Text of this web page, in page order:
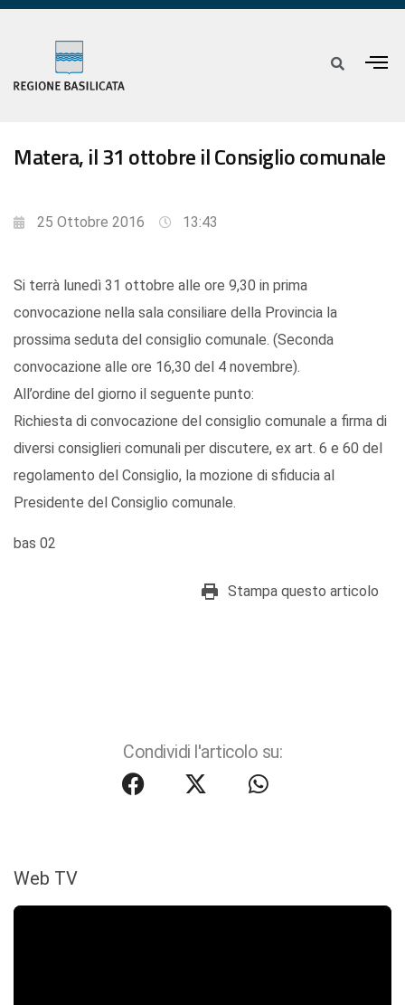
Matera, il 31 ottobre il Consiglio comunale
25 Ottobre 2016 13:43
Si terrà lunedì 31 ottobre alle ore 9,30 in prima
convocazione nella sala consiliare della Provincia la
prossima seduta del consiglio comunale. (Seconda
convocazione alle ore 16,30 del 4 novembre).
All’ordine del giorno il seguente punto:
Richiesta di convocazione del consiglio comunale a firma di
diversi consiglieri comunali per discutere, ex art. 6 e 60 del
regolamento del Consiglio, la mozione di sfiducia al
Presidente del Consiglio comunale.
bas 02
Stampa questo articolo
Condividi l'articolo su:
Web TV